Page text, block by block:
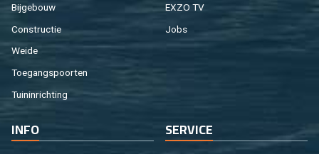
Bij­ge­bouw
Con­struc­tie
Weide
Toe­gangs­poor­ten
Tuin­in­rich­ting
EXZO TV
Jobs
INFO SER­VI­CE